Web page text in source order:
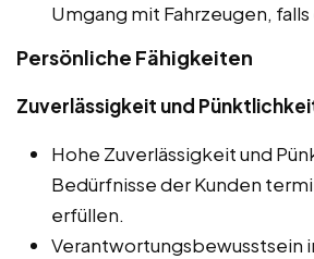
Umgang mit Fahrzeugen,
Persönliche Fähigkeiten
Zuverlässigkeit und
Hohe Zuverlässigkeit und
Bedürfnisse der Kunden
erfüllen.
Verantwortungsbewusstsein